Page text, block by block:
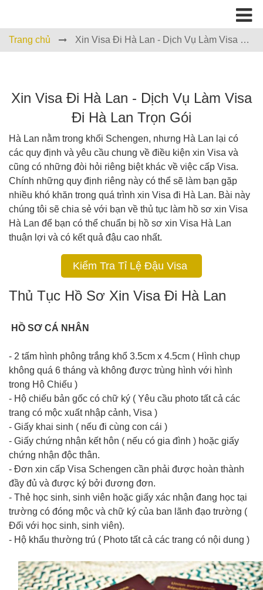
Trang chủ Xin Visa Đi Hà Lan - Dịch Vụ Làm Visa Đi
Xin Visa Đi Hà Lan - Dịch Vụ Làm Visa
Đi Hà Lan Trọn Gói
Hà Lan nằm trong khối Schengen, nhưng Hà Lan lại có
các quy định và yêu cầu chung về điều kiện xin Visa và
cũng có những đòi hỏi riêng biệt khác về việc cấp Visa.
Chính những quy định riêng này có thể sẽ làm bạn gặp
nhiều khó khăn trong quá trình xin Visa đi Hà Lan. Bài này
chúng tôi sẽ chia sẻ với bạn về thủ tục làm hồ sơ xin Visa
Hà Lan để bạn có thể chuẩn bị hồ sơ xin Visa Hà Lan
thuận lợi và có kết quả đậu cao nhất.
Kiểm Tra Tỉ Lệ Đậu Visa
Thủ Tục Hồ Sơ Xin Visa Đi Hà Lan
HỒ SƠ CÁ NHÂN
- 2 tấm hình phông trắng khổ 3.5cm x 4.5cm ( Hình chụp
không quá 6 tháng và không được trùng hình với hình
trong Hộ Chiếu )
- Hộ chiếu bản gốc có chữ ký ( Yêu cầu photo tất cả các
trang có mộc xuất nhập cảnh, Visa )
- Giấy khai sinh ( nếu đi cùng con cái )
- Giấy chứng nhận kết hôn ( nếu có gia đình ) hoặc giấy
chứng nhận độc thân.
- Đơn xin cấp Visa Schengen cần phải được hoàn thành
đầy đủ và được ký bởi đương đơn.
- Thẻ học sinh, sinh viên hoặc giấy xác nhận đang học tại
trường có đóng mộc và chữ ký của ban lãnh đạo trường (
Đối với học sinh, sinh viên).
- Hộ khẩu thường trú ( Photo tất cả các trang có nội dung )